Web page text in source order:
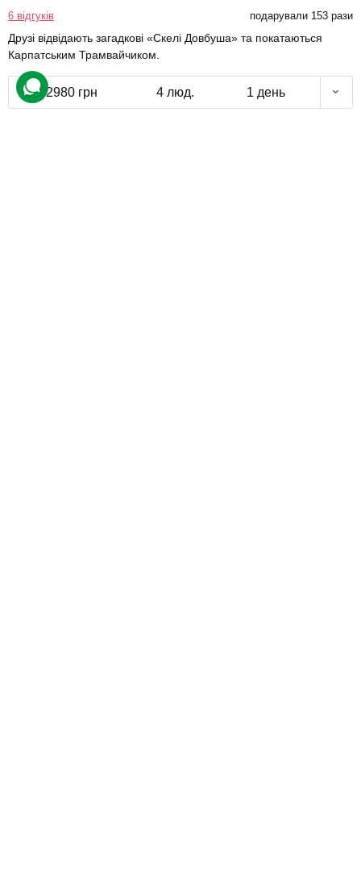
6 відгуків подарували 153 рази
Друзі відвідають загадкові «Скелі Довбуша» та покатаються
Карпатським Трамвайчиком.
2980 грн 4 люд. 1 день